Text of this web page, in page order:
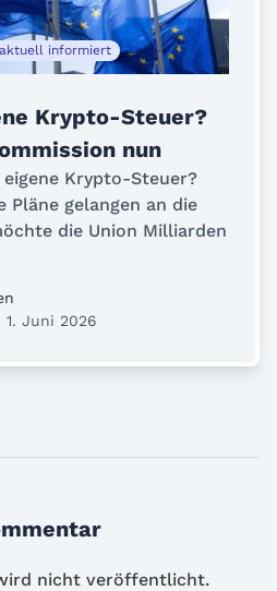
informiert
Krypto-Steuer?
nun
Krypto-Steuer?
Pläne gelangen an die
die Union Milliarden
Juni 2026
nicht veröffentlicht.